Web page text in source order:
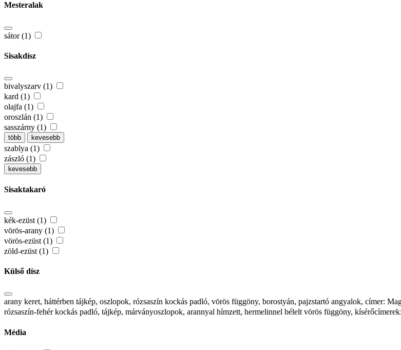
Mesteralak
sátor (1)
Sisakdísz
bivalyszarv (1)
kard (1)
olajfa (1)
oroszlán (1)
sasszárny (1)
több kevesebb
szablya (1)
zászló (1)
kevesebb
Sisaktakaró
kék-ezüst (1)
vörös-arany (1)
vörös-ezüst (1)
zöld-ezüst (1)
Külső dísz
arany keret, háttérben tájkép, oszlopok, rózsaszín kockás padló, vörös függöny, borostyán, pajzstartó angyalok, címer:
rózsaszín-fehér kockás padló, tájkép, márványoszlopok, arannyal hímzett, hermelinnel bélelt vörös függöny,
Média